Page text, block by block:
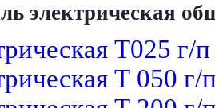
электрическая
Т025 г/
Т 050 г/